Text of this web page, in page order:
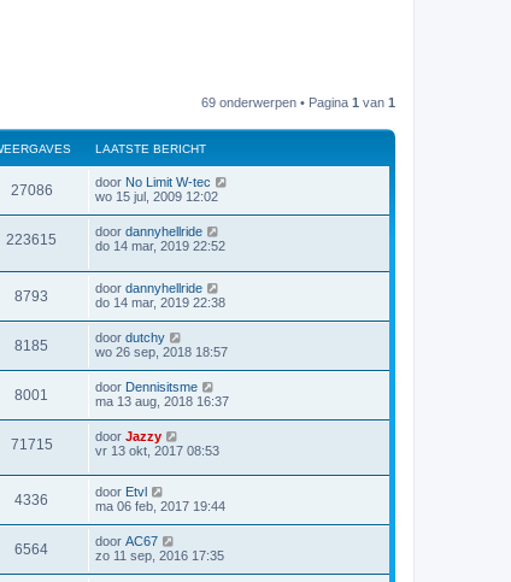
69 onderwerpen • Pagina 1 van 1
LAATSTE BERICHT
27086 door No Limit W-tec
wo 15 jul, 2009 12:02
223615 door dannyhellride
do 14 mar, 2019 22:52
8793 door dannyhellride
do 14 mar, 2019 22:38
8185 door dutchy
wo 26 sep, 2018 18:57
8001 door Dennisitsme
ma 13 aug, 2018 16:37
71715 door Jazzy
vr 13 okt, 2017 08:53
4336 door Etvl
ma 06 feb, 2017 19:44
6564 door AC67
zo 11 sep, 2016 17:35